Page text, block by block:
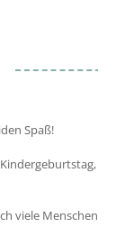
Spaß!
viele Menschen